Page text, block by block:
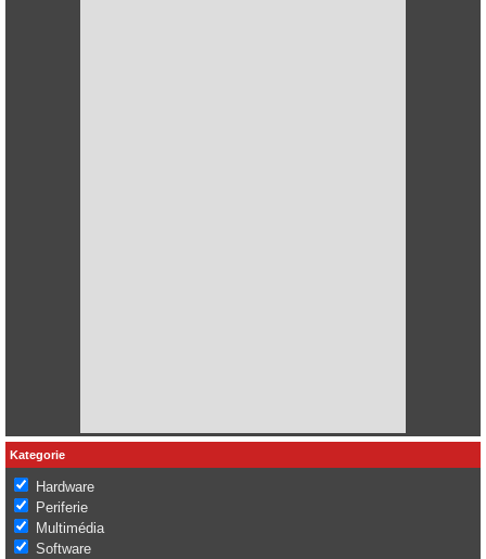
Kategorie
Hardware
Periferie
Multimédia
Software